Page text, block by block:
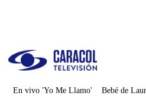
En vivo 'Yo Me Llamo' Bebé de